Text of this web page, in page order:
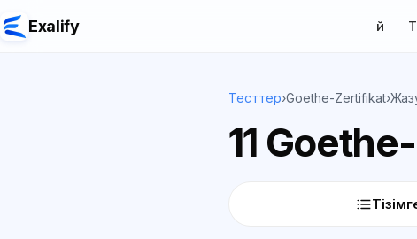
Exalify Үй
Тесттер›Goethe-Zertifikat›
11